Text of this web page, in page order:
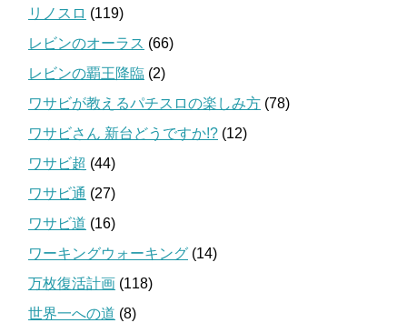
リノスロ (119)
レビンのオーラス (66)
レビンの覇王降臨 (2)
ワサビが教えるパチスロの楽しみ方 (78)
ワサビさん 新台どうですか!? (12)
ワサビ超 (44)
ワサビ通 (27)
ワサビ道 (16)
ワーキングウォーキング (14)
万枚復活計画 (118)
世界一への道 (8)